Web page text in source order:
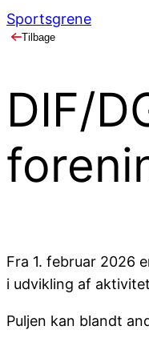
Sportsgrene
Tilbage
DIF/
Fra 1. februar 2026
i udvikling af
Puljen kan blandt